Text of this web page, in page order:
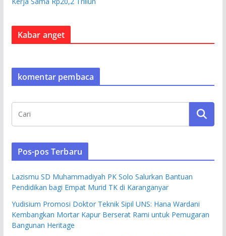
Kabar anget
komentar pembaca
Pos-pos Terbaru
Lazismu SD Muhammadiyah PK Solo Salurkan Bantuan
Pendidikan bagi Empat Murid TK di Karanganyar
Yudisium Promosi Doktor Teknik Sipil UNS: Hana Wardani
Kembangkan Mortar Kapur Berserat Rami untuk Pemugaran
Bangunan Heritage